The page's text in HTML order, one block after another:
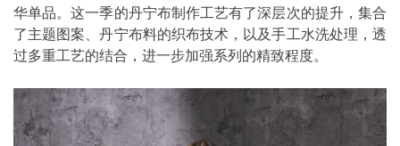
华单品。这一季的丹宁布制作工艺有了深层次的提升，集合
了主题图案、丹宁布料的织布技术，以及手工水洗处理，透
过多重工艺的结合，进一步加强系列的精致程度。